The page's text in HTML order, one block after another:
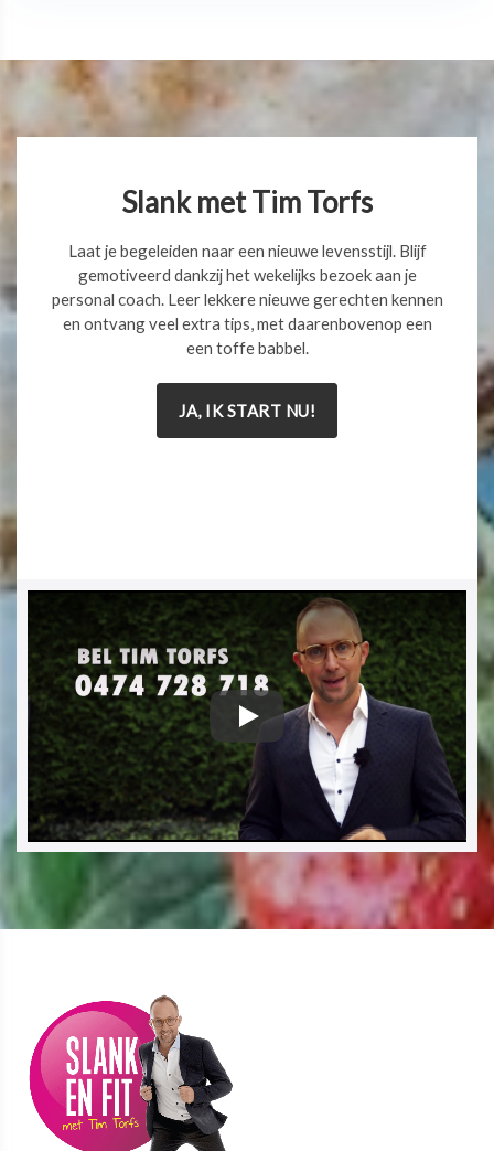
Slank met Tim Torfs
Laat je begeleiden naar een nieuwe levensstijl. Blijf
gemotiveerd dankzij het wekelijks bezoek aan je
personal coach. Leer lekkere nieuwe gerechten kennen
en ontvang veel extra tips, met daarenbovenop een
een toffe babbel.
JA, IK START NU!